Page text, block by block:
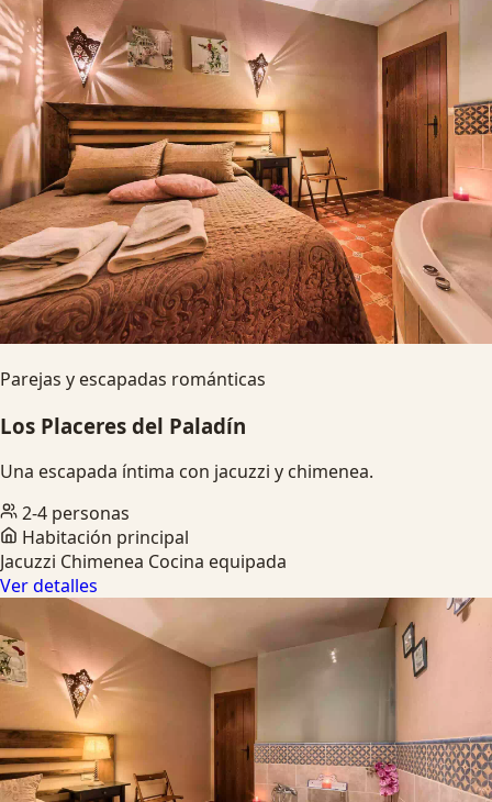
Parejas y escapadas románticas
Los Placeres del Paladín
Una escapada íntima con jacuzzi y chimenea.
2-4 personas
Habitación principal
Jacuzzi Chimenea Cocina equipada
Ver detalles